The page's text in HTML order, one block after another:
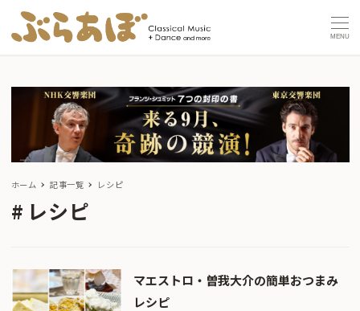
MENU
ホーム 記事一覧 レシピ
レシピ
マエストロ・曽我大介の簡単おつまみ
レシピ